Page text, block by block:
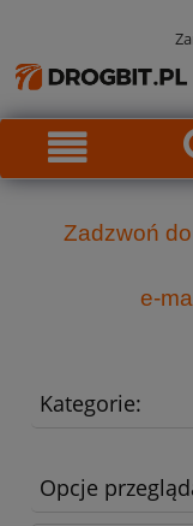
Zadzwoń
e-
Kategorie:
Opcje